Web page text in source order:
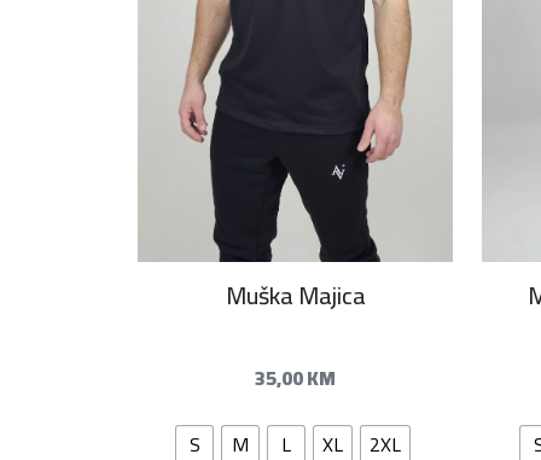
Muška Majica
35,00KM
S
M L XL
2XL